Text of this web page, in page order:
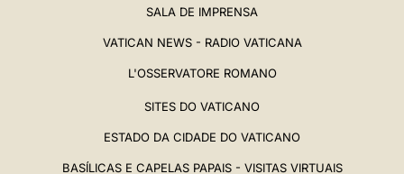
SALA DE IMPRENSA
VATICAN NEWS - RADIO VATICANA
L'OSSERVATORE ROMANO
SITES DO VATICANO
ESTADO DA CIDADE DO VATICANO
BASÍLICAS E CAPELAS PAPAIS - VISITAS VIRTUAIS